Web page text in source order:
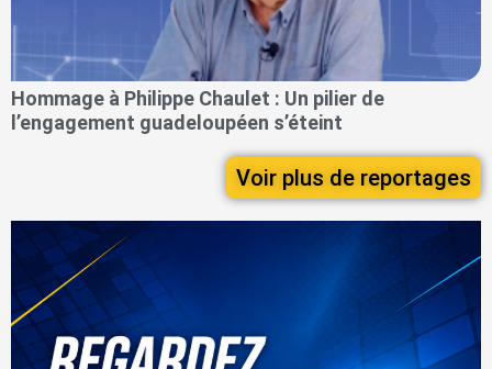
Hommage à Philippe Chaulet : Un pilier de
l’engagement guadeloupéen s’éteint
Voir plus de reportages